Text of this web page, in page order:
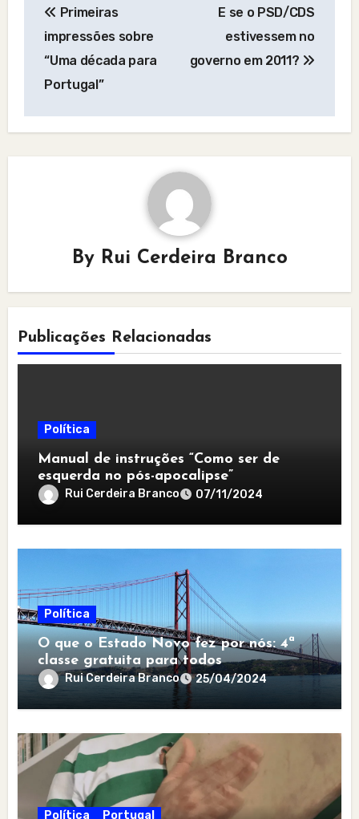
navigation
Primeiras
impressões sobre
“Uma década para
Portugal”
E se o PSD/CDS
estivessem no
governo em 2011?
By Rui Cerdeira Branco
Publicações Relacionadas
Política
Manual de instruções “Como ser de
esquerda no pós-apocalipse”
Rui Cerdeira Branco 07/11/2024
Política
O que o Estado Novo fez por nós: 4ª
classe gratuita para todos
Rui Cerdeira Branco 25/04/2024
Política Portugal